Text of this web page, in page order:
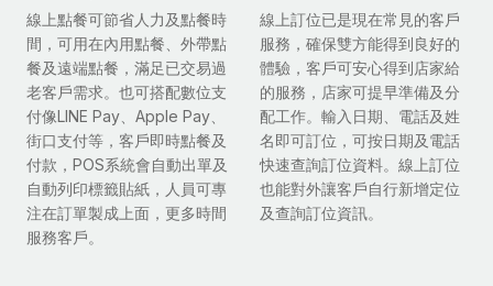
線上點餐可節省人力及點餐時
間，可用在內用點餐、外帶點
餐及遠端點餐，滿足已交易過
老客戶需求。也可搭配數位支
付像LINE Pay、Apple Pay、
街口支付等，客戶即時點餐及
付款，POS系統會自動出單及
自動列印標籤貼紙，人員可專
注在訂單製成上面，更多時間
服務客戶。
線上訂位已是現在常見的客戶
服務，確保雙方能得到良好的
體驗，客戶可安心得到店家給
的服務，店家可提早準備及分
配工作。輸入日期、電話及姓
名即可訂位，可按日期及電話
快速查詢訂位資料。線上訂位
也能對外讓客戶自行新增定位
及查詢訂位資訊。